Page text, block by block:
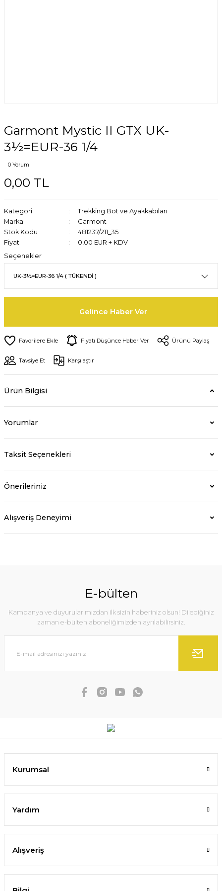
Garmont Mystic II GTX UK-
3½=EUR-36 1/4
0 Yorum
0,00 TL
Kategori
Trekking Bot ve Ayakkabıları
Marka
Garmont
Stok Kodu
481237/211_35
Fiyat
0,00 EUR + KDV
Seçenekler
Gelince Haber Ver
Fiyatı Düşünce Haber Ver Ürünü Paylaş
Tavsiye Et Karşılaştır
Ürün Bilgisi
Yorumlar
Taksit Seçenekleri
Önerileriniz
Alışveriş Deneyimi
E-bülten
Kampanya ve duyurularımızdan ilk sizin haberiniz olsun! Dilediğiniz
zaman e-bülten aboneliğimizden ayrılabilirsiniz.
Kurumsal
Yardım
Alışveriş